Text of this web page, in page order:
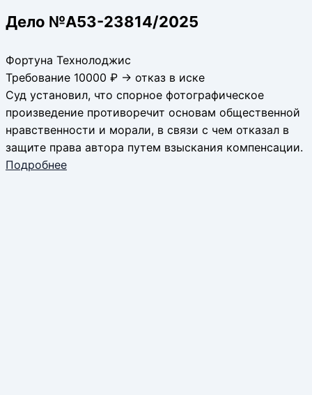
Дело №А53-23814/2025
Фортуна Технолоджис
Требование 10000 ₽ → отказ в иске
Суд установил, что спорное фотографическое
произведение противоречит основам общественной
нравственности и морали, в связи с чем отказал в
защите права автора путем взыскания компенсации.
Подробнее